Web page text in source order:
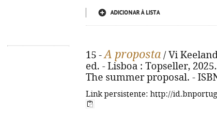
ADICIONAR À LISTA
15 -A proposta / Vi
ed. - Lisboa : Topseller,
The summer proposal. -
Link persistente: http://